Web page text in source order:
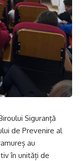
Siguranță
de Prevenire al
au
în unități de